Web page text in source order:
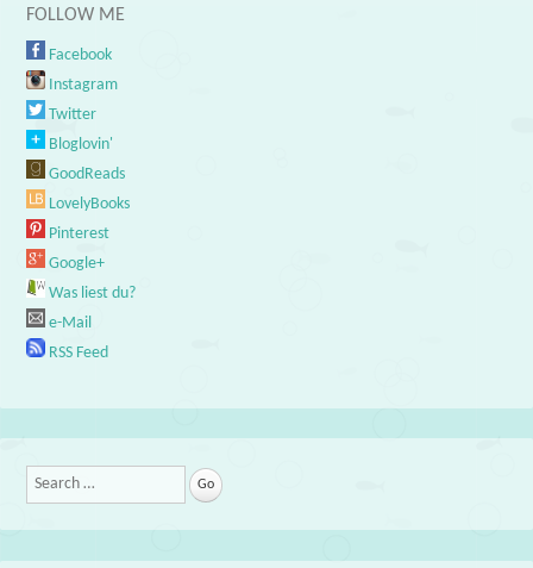
FOLLOW ME
Facebook
Instagram
Twitter
Bloglovin'
GoodReads
LovelyBooks
Pinterest
Google+
Was liest du?
e-Mail
RSS Feed
Search